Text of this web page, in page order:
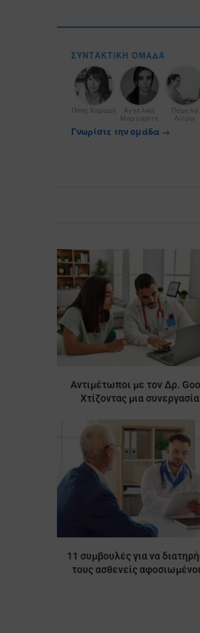
ΣΥΝΤΑΚΤΙΚΉ ΟΜΆΔΑ
Πόπη Χαραμή
Αγγελική
Μαργαρίτη
Πάμελα
Λύτρα
Γνωρίστε την ομάδα →
Αντιμέτωποι με τον Δρ.
Χτίζοντας μια
11 συμβουλές για να
τους ασθενείς